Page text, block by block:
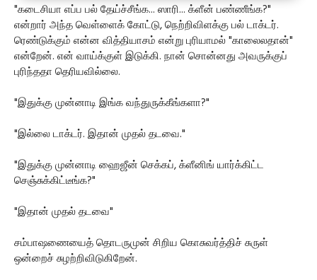
"கடைசியா எப்ப பல் தேய்ச்சீங்க... ஸாரி... க்ளீன் பண்ணீங்க?"
என்றார் அந்த வெள்ளைக் கோட்டு, நெற்றிவிளக்கு பல் டாக்டர்.
ரெண்டுக்கும் என்ன வித்தியாசம் என்று புரியாமல் "காலைலதான்"
என்றேன். என் வாய்க்குள் இடுக்கி. நான் சொன்னது அவருக்குப்
புரிந்ததா தெரியவில்லை.
"இதுக்கு முன்னாடி இங்க வந்துருக்கீங்களா?"
"இல்லை டாக்டர். இதான் முதல் தடவை."
"இதுக்கு முன்னாடி ஹைஜீன் செக்கப், க்ளீனிங் யார்க்கிட்ட
செஞ்சுக்கிட்டீங்க?"
"இதான் முதல் தடவை"
சம்பாஷணையைத் தொடருமுன் சிறிய கொசுவர்த்திச் சுருள்
ஒன்றைச் சுழற்றிவிடுகிறேன்.